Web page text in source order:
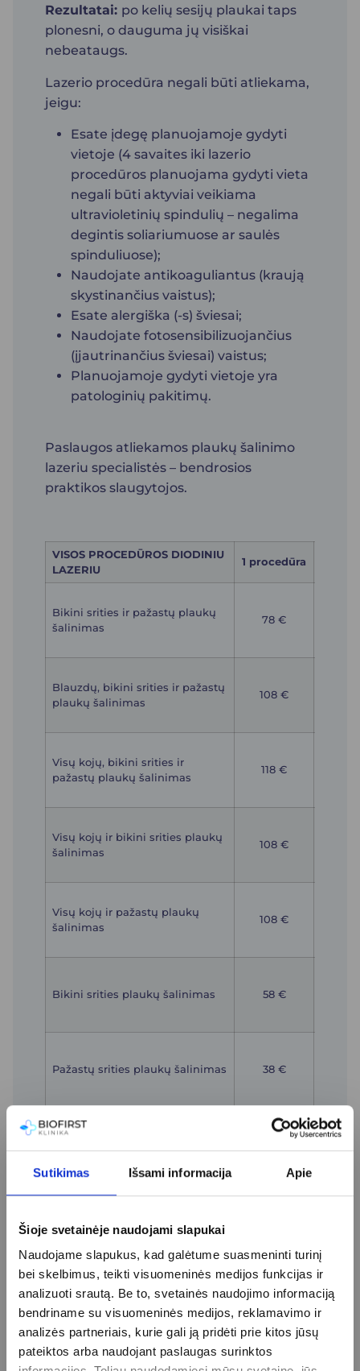
Sutikimas Išsami informacija Apie
Šioje svetainėje naudojami slapukai
Naudojame slapukus, kad galėtume suasmeninti turinį
bei skelbimus, teikti visuomeninės medijos funkcijas ir
analizuoti srautą. Be to, svetainės naudojimo informaciją
bendriname su visuomeninės medijos, reklamavimo ir
analizės partneriais, kurie gali ją pridėti prie kitos jūsų
pateiktos arba naudojant paslaugas surinktos
Rezultatai: po kelių sesijų plaukai taps
plonesni, o dauguma jų visiškai
nebeataugs.
Lazerio procedūra negali būti atliekama,
jeigu:
Esate įdegę planuojamoje gydyti
vietoje (4 savaites iki lazerio
procedūros planuojama gydyti vieta
negali būti aktyviai veikiama
ultravioletinių spindulių – negalima
degintis soliariumuose ar saulės
spinduliuose);
Naudojate antikoaguliantus (kraują
skystinančius vaistus);
Esate alergiška (-s) šviesai;
Naudojate fotosensibilizuojančius
(įjautrinančius šviesai) vaistus;
Planuojamoje gydyti vietoje yra
patologinių pakitimų.
Paslaugos atliekamos plaukų šalinimo
lazeriu specialistės – bendrosios
praktikos slaugytojos.
VISOS PROCEDŪROS DIODINIU
LAZERIU
1 procedūra
Bikini srities ir pažastų plaukų
šalinimas
78 €
Blauzdų, bikini srities ir pažastų
plaukų šalinimas
108 €
Visų kojų, bikini srities ir
pažastų plaukų šalinimas
118 €
Visų kojų ir bikini srities plaukų
šalinimas
108 €
Visų kojų ir pažastų plaukų
šalinimas
108 €
Bikini srities plaukų šalinimas 58 €
Pažastų srities plaukų šalinimas 38 €
šalinimas
Smakro srities plaukų šalinimas 29 €
Viršutinės lūpos ir smakro